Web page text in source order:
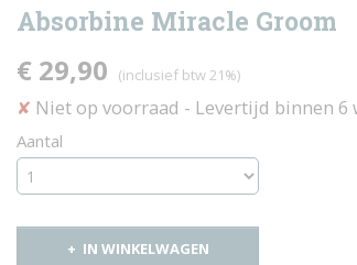
Absorbine Miracle Groom
€ 29,90 (inclusief btw 21%)
✘ Niet op voorraad - Levertijd binnen 6
Aantal
IN WINKELWAGEN